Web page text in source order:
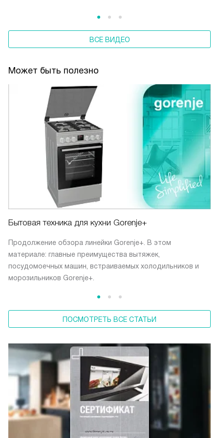
ВСЕ ВИДЕО
Может быть полезно
Бытовая техника для кухни Gorenje+
Продолжение обзора линейки Gorenje+. В этом
материале: главные преимущества вытяжек,
посудомоечных машин, встраиваемых холодильников и
морозильников Gorenje+.
ПОСМОТРЕТЬ ВСЕ СТАТЬИ